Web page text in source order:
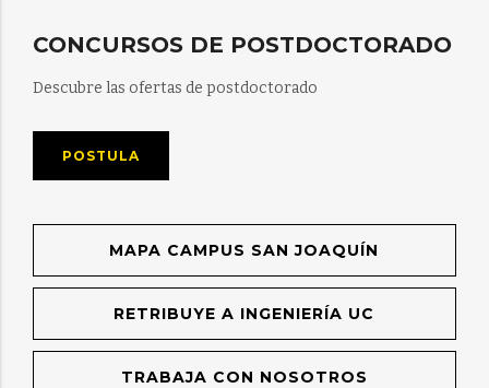
CONCURSOS DE POSTDOCTORADO
Descubre las ofertas de postdoctorado
POSTULA
MAPA CAMPUS SAN JOAQUÍN
RETRIBUYE A INGENIERÍA UC
TRABAJA CON NOSOTROS